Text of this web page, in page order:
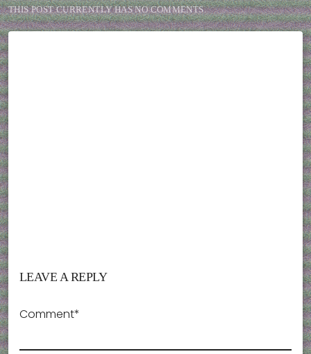
THIS POST CURRENTLY HAS NO COMMENTS.
LEAVE A REPLY
Comment*